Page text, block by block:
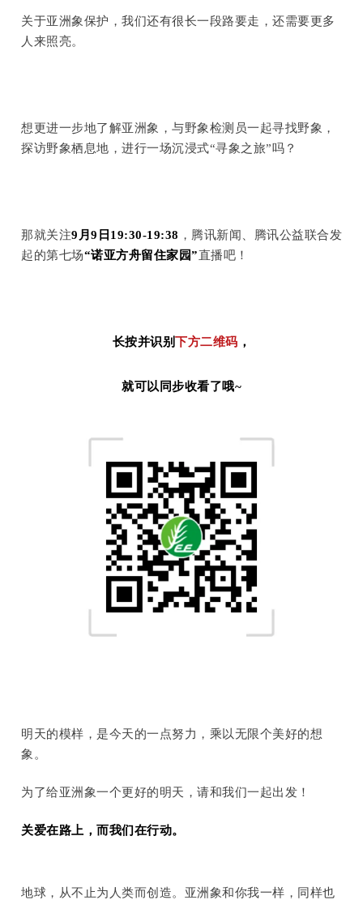
关于亚洲象保护，我们还有很长一段路要走，还需要更多
人来照亮。
想更进一步地了解亚洲象，与野象检测员一起寻找野象，
探访野象栖息地，进行一场沉浸式“寻象之旅”吗？
那就关注9月9日19:30-19:38 ，腾讯新闻、腾讯公益联合发
起的第七场“诺亚方舟留住家园”直播吧！
长按并识别下方二维码 ，
就可以同步收看了哦~
明天的模样，是今天的一点努力，乘以无限个美好的想
象。
为了给亚洲象一个更好的明天，请和我们一起出发！
关爱在路上，而我们在行动。
地球，从不止为人类而创造。亚洲象和你我一样，同样也